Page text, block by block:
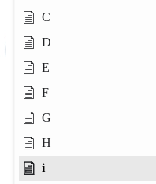
C
D
E
F
G
H
i